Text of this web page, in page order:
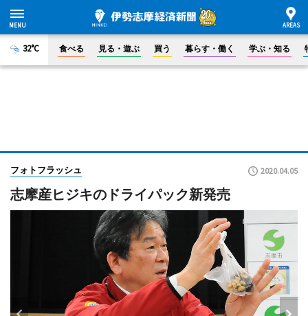
32°C 食べる 見る・遊ぶ 買う 暮らす・働く 学ぶ・知る
フォトフラッシュ 2020.04.05
志摩産ヒジキのドライパック新発売